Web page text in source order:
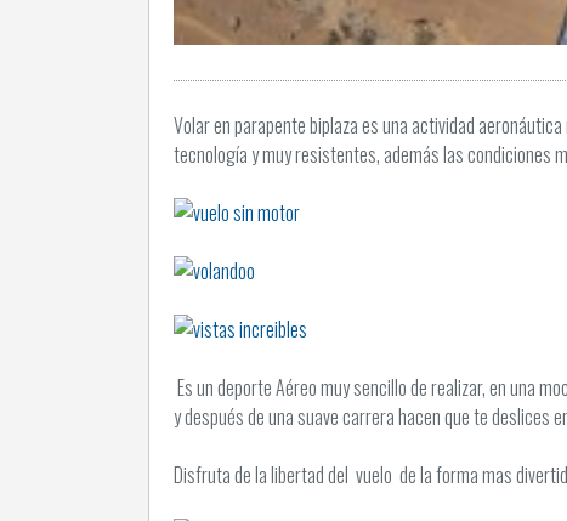
Volar en parapente biplaza es una actividad
tecnología y muy resistentes, además las condiciones
Es un deporte Aéreo muy sencillo de realizar, en una
y después de una suave carrera hacen que te deslices
Disfruta de la libertad del vuelo de la forma mas